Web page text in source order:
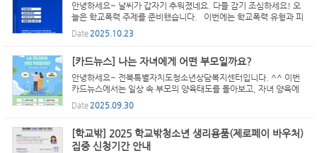
안녕하세요~ 날씨가 갑자기 추워졌네요. 다들 감기 조심하세요! 오
늘은 학교폭력 주제를 준비했습니다. 이번에는 학교폭력 유형과 피
해 징후, 간단한 대처방법, 도움받을 수 있는 기관에 대한 정보를 전
해드립니다. 이번 카드뉴스를 통해 주변에 도움이 필...
Date2025.10.23
[카드뉴스] 나는 자녀에게 어떤 부모일까요?
안녕하세요~ 전북특별자치도청소년상담복지센터입니다. ^^ 이번
카드뉴스에서는 일상 속 부모의 양육태도를 돌아보고, 자녀 양육에
도움이 되는 실천적인 행동 팁을 소개해 드리겠습니다. 부모로서 “내
가 잘하고 있는 걸까?”라는 의문이 들 때가 있습니다. 스...
Date2025.09.30
[학교밖] 2025 학교밖청소년 생리용품(제로페이 바우처)
집중 신청기간 안내